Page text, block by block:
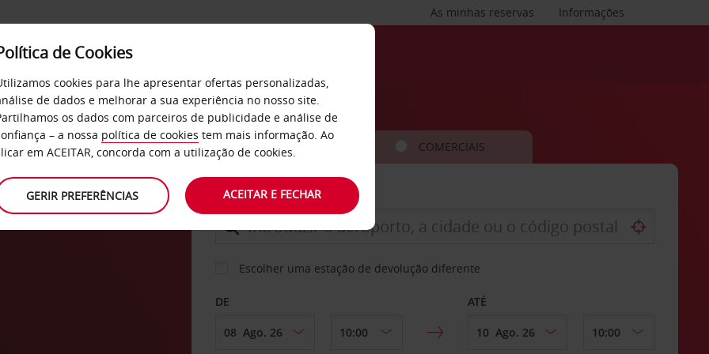
Informações
As minhas reservas
SERVIÇOS EMPRESAS
CARRO COMERCIAIS
LEVANTAR EM
Escolher uma estação de devolução diferente
DE ATÉ
de Cookies
cookies para lhe apresentar ofertas personalizadas,
de dados e melhorar a sua experiência no nosso site.
os dados com parceiros de publicidade e análise de
– a nossa política de cookies tem mais informação. Ao
em ACEITAR, concorda com a utilização de cookies.
GERIR PREFERÊNCIAS ACEITAR E FECHAR